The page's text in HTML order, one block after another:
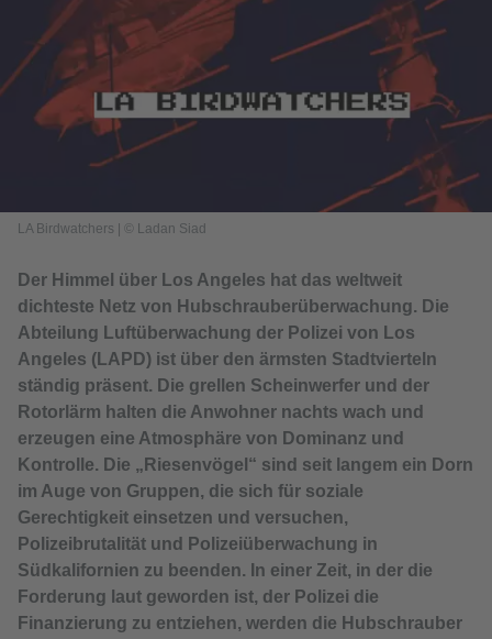
LA Birdwatchers © Ladan Siad
Der Himmel über Los Angeles hat das weltweit
dichteste Netz von Hubschrauberüberwachung. Die
Abteilung Luftüberwachung der Polizei von Los
Angeles (LAPD) ist über den ärmsten Stadtvierteln
ständig präsent. Die grellen Scheinwerfer und der
Rotorlärm halten die Anwohner nachts wach und
erzeugen eine Atmosphäre von Dominanz und
Kontrolle. Die „Riesenvögel“ sind seit langem ein Dorn
im Auge von Gruppen, die sich für soziale
Gerechtigkeit einsetzen und versuchen,
Polizeibrutalität und Polizeiüberwachung in
Südkalifornien zu beenden. In einer Zeit, in der die
Forderung laut geworden ist, der Polizei die
Finanzierung zu entziehen, werden die Hubschrauber